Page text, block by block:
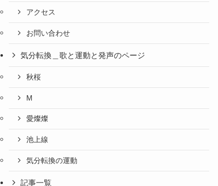
アクセス
お問い合わせ
気分転換＿歌と運動と発声のページ
秋桜
M
愛燦燦
池上線
気分転換の運動
記事一覧